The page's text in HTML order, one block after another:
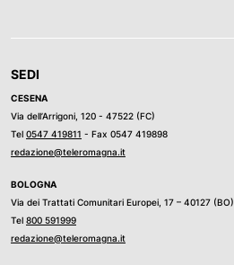
SEDI
CESENA
Via dell’Arrigoni, 120 - 47522 (FC)
Tel 0547 419811 - Fax 0547 419898
redazione@teleromagna.it
BOLOGNA
Via dei Trattati Comunitari Europei, 17 – 40127 (BO)
Tel 800 591999
redazione@teleromagna.it